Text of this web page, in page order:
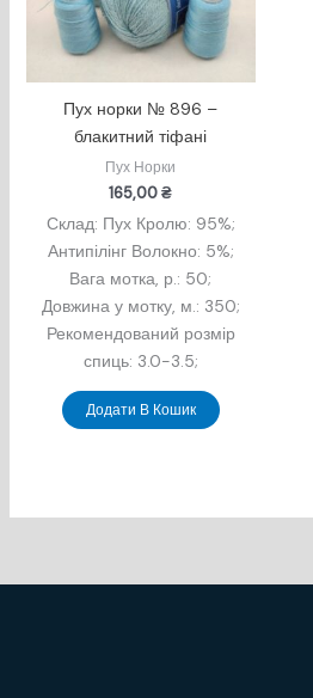
Пух норки № 896 –
блакитний тіфані
Пух Норки
165,00₴
Склад: Пух Кролю: 95%;
Антипілінг Волокно: 5%;
Вага мотка, р.: 50;
Довжина у мотку, м.: 350;
Рекомендований розмір
спиць: 3.0-3.5;
Додати В Кошик